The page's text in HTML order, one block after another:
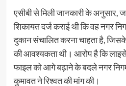
एसीबी से मिली जानकारी के अनुसार,
शिकायत दर्ज कराई थी कि वह नगर
दुकान संचालित करना चाहता है,
की आवश्यकता थी। आरोप है कि
फाइल को आगे बढ़ाने के बदले नगर
कुमावत ने रिश्वत की मांग की।